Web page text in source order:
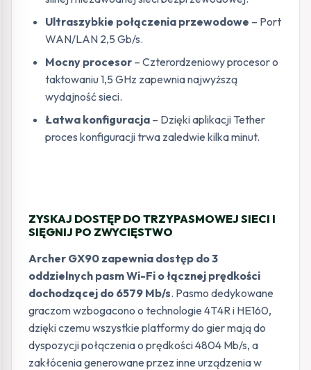
Ultraszybkie połączenia przewodowe – Port
WAN/LAN 2,5 Gb/s.
Mocny procesor – Czterordzeniowy procesor o
taktowaniu 1,5 GHz zapewnia najwyższą
wydajność sieci.
Łatwa konfiguracja – Dzięki aplikacji Tether
proces konfiguracji trwa zaledwie kilka minut.
ZYSKAJ DOSTĘP DO TRZYPASMOWEJ SIECI I
SIĘGNIJ PO ZWYCIĘSTWO
Archer GX90 zapewnia dostęp do 3
oddzielnych pasm Wi-Fi o łącznej prędkości
dochodzącej do 6579 Mb/s. Pasmo dedykowane
graczom wzbogacono o technologie 4T4R i HE160,
dzięki czemu wszystkie platformy do gier mają do
dyspozycji połączenia o prędkości 4804 Mb/s, a
zakłócenia generowane przez inne urządzenia w